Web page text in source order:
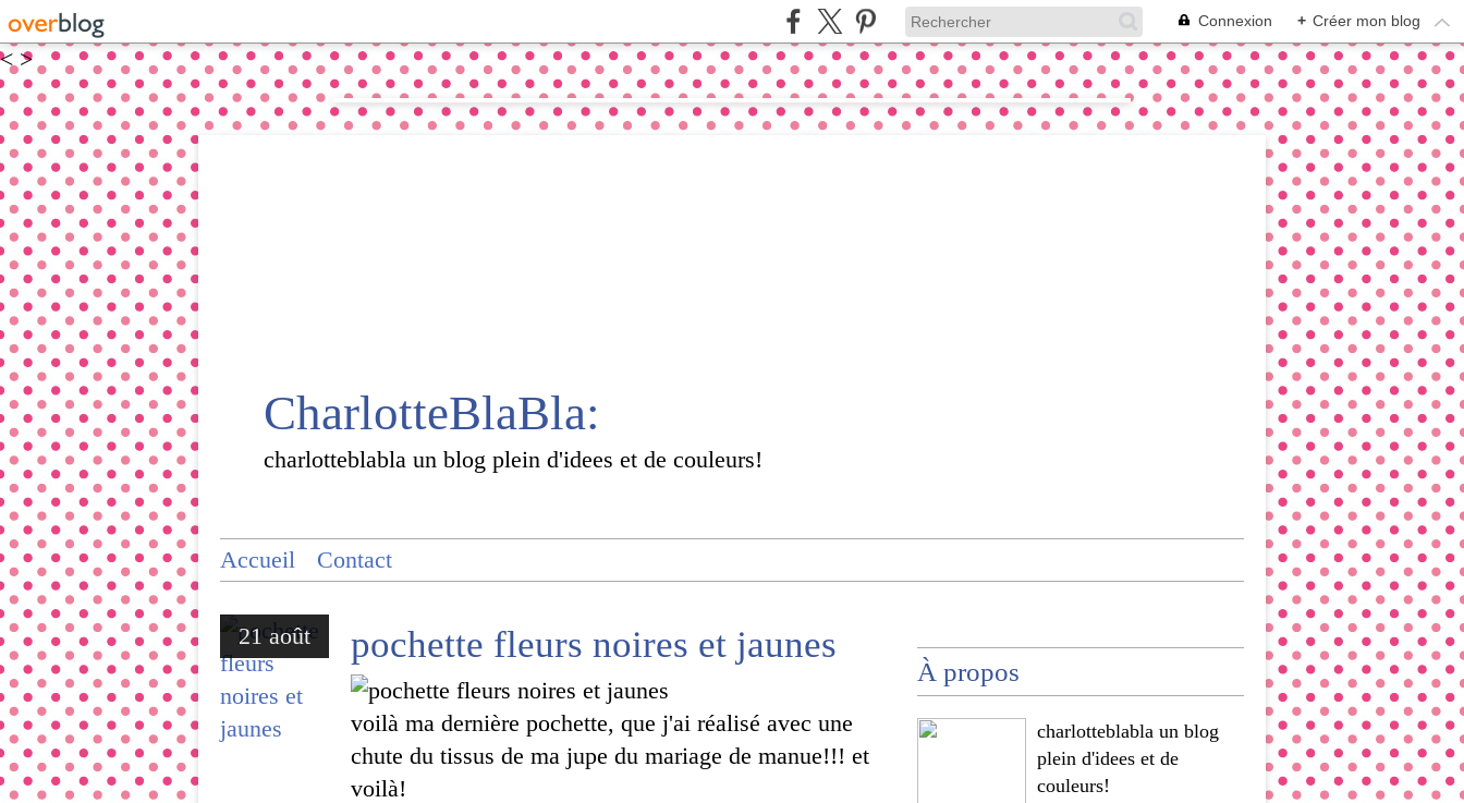
< >
Connexion + Créer mon blog
CharlotteBlaBla:
charlotteblabla un blog plein d'idees et de couleurs!
Accueil Contact
21 août pochette fleurs noires et jaunes
voilà ma dernière pochette, que j'ai réalisé avec une
chute du tissus de ma jupe du mariage de manue!!! et
voilà!
À propos
charlotteblabla un blog
plein d'idees et de
couleurs!